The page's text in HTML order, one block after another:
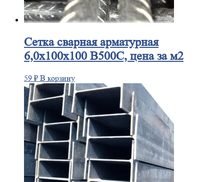
Сеткасварная арматурная
6,0х100х100 В500С, цена за м2
59 ₽ В корзину